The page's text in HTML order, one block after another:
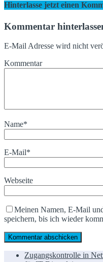
Hinterlasse jetzt einen
Kommentar
E-Mail Adresse wird nicht
Kommentar
Name*
E-Mail*
Webseite
Meinen Namen, E-Mail
speichern, bis ich wieder
Zugangskontrolle in